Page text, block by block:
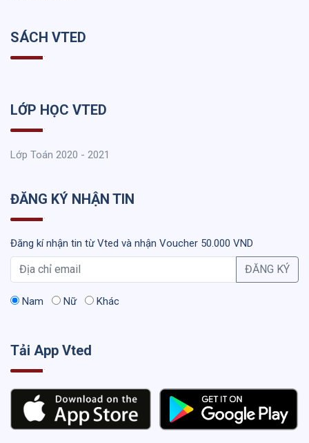
SÁCH VTED
LỚP HỌC VTED
Lớp Toán 2020 - 2021
ĐĂNG KÝ NHẬN TIN
Đăng kí nhận tin từ Vted và nhận Voucher 50.000 VND
ĐĂNG KÝ
Nam Nữ Khác
Tải App Vted